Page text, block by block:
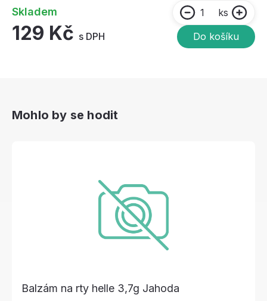
Skladem
129 Kč s DPH
ks
Do košíku
Mohlo by se hodit
Balzám na rty helle 3,7g Jahoda